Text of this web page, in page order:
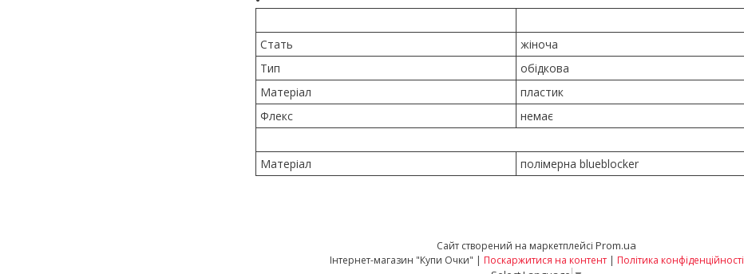
Стать
жіноча
Тип
обідкова
Матеріал
пластик
Флекс
немає
Матеріал полімерна blueblocker
Сайт створений на маркетплейсі Prom.ua
Iнтернет-магазин "Купи Очки" | Поскаржитися на контент | Політика конфіденційності